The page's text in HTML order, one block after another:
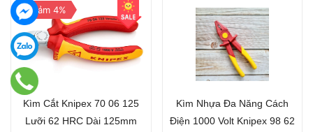
Giảm 4%
Kìm Cắt Knipex 70 06 125
Lưỡi 62 HRC Dài 125mm
Kìm Nhựa Đa Năng Cách
Điện 1000 Volt Knipex 98 62